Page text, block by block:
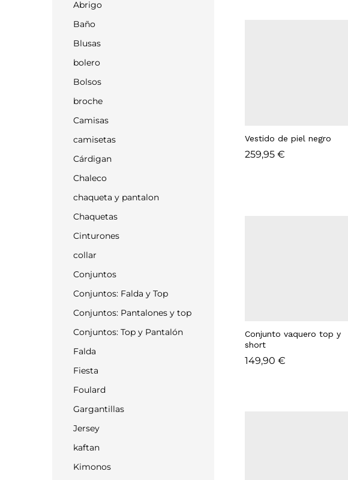
Vestido de piel negro
259,95 €
259,95 €
Conjunto vaquero top y
short
149,90 €
149,90 €
Abrigo
Baño
Blusas
bolero
Bolsos
broche
Camisas
camisetas
Cárdigan
Chaleco
chaqueta y pantalon
Chaquetas
Cinturones
collar
Conjuntos
Conjuntos: Falda y Top
Conjuntos: Pantalones y top
Conjuntos: Top y Pantalón
Falda
Fiesta
Foulard
Gargantillas
Jersey
kaftan
Kimonos